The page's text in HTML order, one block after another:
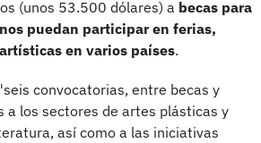
(unos 53.500 dólares) a becas para
puedan participar en ferias,
en varios países.
convocatorias, entre becas y
a los sectores de artes plásticas y
así como a las iniciativas